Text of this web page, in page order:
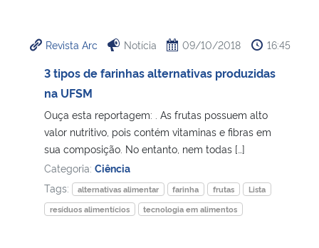
Ministério da Cidadania
Ministério da Saúde
Ministério de Minas e Energia
Ministério da Ciência, Tecnologia, Inovações e Comunicações
Ministério do Meio Ambiente
Revista Arc Notícia 09/10/2018 16:45
3 tipos de farinhas alternativas produzidas
na UFSM
Ouça esta reportagem: . As frutas possuem alto
valor nutritivo, pois contém vitaminas e fibras em
sua composição. No entanto, nem todas […]
Categoria: Ciência
Tags:
alternativas alimentar farinha frutas
Lista
resíduos alimentícios
tecnologia em alimentos